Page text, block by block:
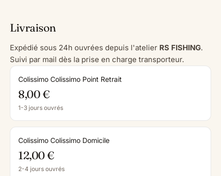
Livraison
Expédié sous 24h ouvrées depuis l'atelier RS FISHING.
Suivi par mail dès la prise en charge transporteur.
Colissimo Colissimo Point Retrait
8,00 €
1-3 jours ouvrés
Colissimo Colissimo Domicile
12,00 €
2-4 jours ouvrés